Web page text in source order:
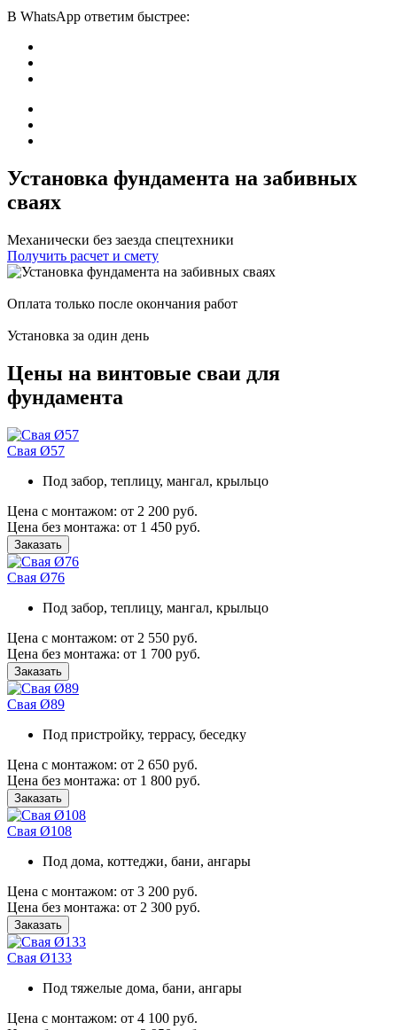
В WhatsApp ответим быстрее:
Установка фундамента на забивных
сваях
Механически без заезда спецтехники
Получить расчет и смету
Оплата только после окончания работ
Установка за один день
Цены на винтовые сваи для
фундамента
Свая Ø57
Под забор, теплицу, мангал, крыльцо
Цена с монтажом: от 2 200 руб.
Цена без монтажа: от 1 450 руб.
Заказать
Свая Ø76
Под забор, теплицу, мангал, крыльцо
Цена с монтажом: от 2 550 руб.
Цена без монтажа: от 1 700 руб.
Заказать
Свая Ø89
Под пристройку, террасу, беседку
Цена с монтажом: от 2 650 руб.
Цена без монтажа: от 1 800 руб.
Заказать
Свая Ø108
Под дома, коттеджи, бани, ангары
Цена с монтажом: от 3 200 руб.
Цена без монтажа: от 2 300 руб.
Заказать
Свая Ø133
Под тяжелые дома, бани, ангары
Цена с монтажом: от 4 100 руб.